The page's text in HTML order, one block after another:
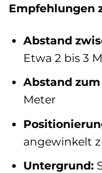
Empfehlungen
Abstand
Etwa 2 bis 3
Abstand
Meter
angewinkelt
Untergrund: